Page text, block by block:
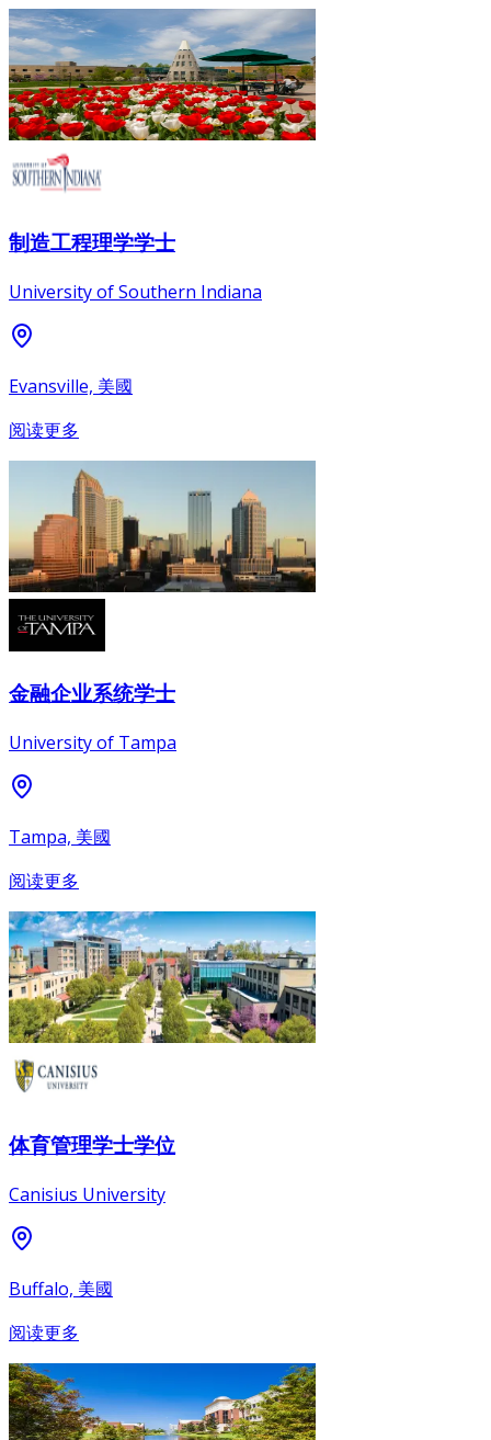
制造工程理学学士
University of Southern Indiana
Evansville, 美國
阅读更多
金融企业系统学士
University of Tampa
Tampa, 美國
阅读更多
体育管理学士学位
Canisius University
Buffalo, 美國
阅读更多